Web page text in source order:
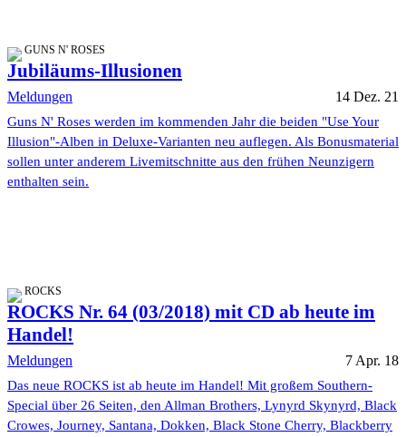
GUNS N' ROSES
Jubiläums-Illusionen
Meldungen 14 Dez. 21
Guns N' Roses werden im kommenden Jahr die beiden "Use Your
Illusion"-Alben in Deluxe-Varianten neu auflegen. Als Bonusmaterial
sollen unter anderem Livemitschnitte aus den frühen Neunzigern
enthalten sein.
ROCKS
ROCKS Nr. 64 (03/2018) mit CD ab heute im
Handel!
Meldungen 7 Apr. 18
Das neue ROCKS ist ab heute im Handel! Mit großem Southern-
Special über 26 Seiten, den Allman Brothers, Lynyrd Skynyrd, Black
Crowes, Journey, Santana, Dokken, Black Stone Cherry, Blackberry